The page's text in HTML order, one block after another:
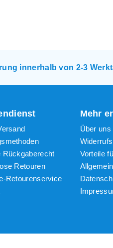
innerhalb von 2-3
Rückgaberecht
Retouren
Retourenservice
Mehr
Über uns
Vorteile